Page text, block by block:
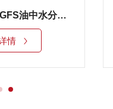
NP330-F德国GFS油中水分析仪
情